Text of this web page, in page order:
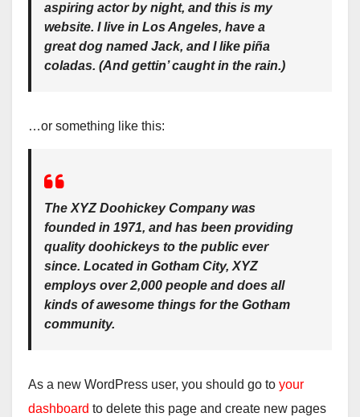
aspiring actor by night, and this is my
website. I live in Los Angeles, have a
great dog named Jack, and I like piña
coladas. (And gettin’ caught in the rain.)
…or something like this:
The XYZ Doohickey Company was
founded in 1971, and has been providing
quality doohickeys to the public ever
since. Located in Gotham City, XYZ
employs over 2,000 people and does all
kinds of awesome things for the Gotham
community.
As a new WordPress user, you should go to your
dashboard to delete this page and create new pages